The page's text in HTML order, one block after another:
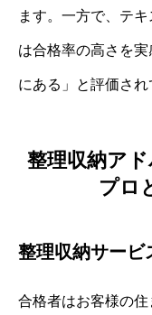
ます。一方で、テ
は合格率の高さを
にある」と評価され
整理収納ア
プロ
整理収納サービ
合格者はお客様の